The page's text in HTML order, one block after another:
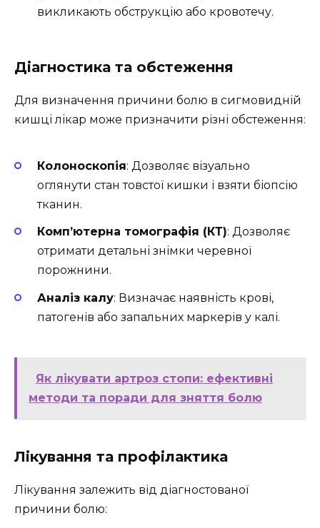
викликають обструкцію або кровотечу.
Діагностика та обстеження
Для визначення причини болю в сигмовидній
кишці лікар може призначити різні обстеження:
Колоноскопія: Дозволяє візуально
оглянути стан товстої кишки і взяти біопсію
тканин.
Комп’ютерна томографія (КТ): Дозволяє
отримати детальні знімки черевної
порожнини.
Аналіз калу: Визначає наявність крові,
патогенів або запальних маркерів у калі.
Як лікувати артроз стопи: ефективні
методи та поради для зняття болю
Лікування та профілактика
Лікування залежить від діагностованої
причини болю: